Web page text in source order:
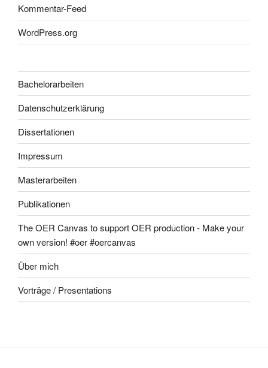
Kommentar-Feed
WordPress.org
Bachelorarbeiten
Datenschutzerklärung
Dissertationen
Impressum
Masterarbeiten
Publikationen
The OER Canvas to support OER production - Make your
own version! #oer #oercanvas
Über mich
Vorträge / Presentations